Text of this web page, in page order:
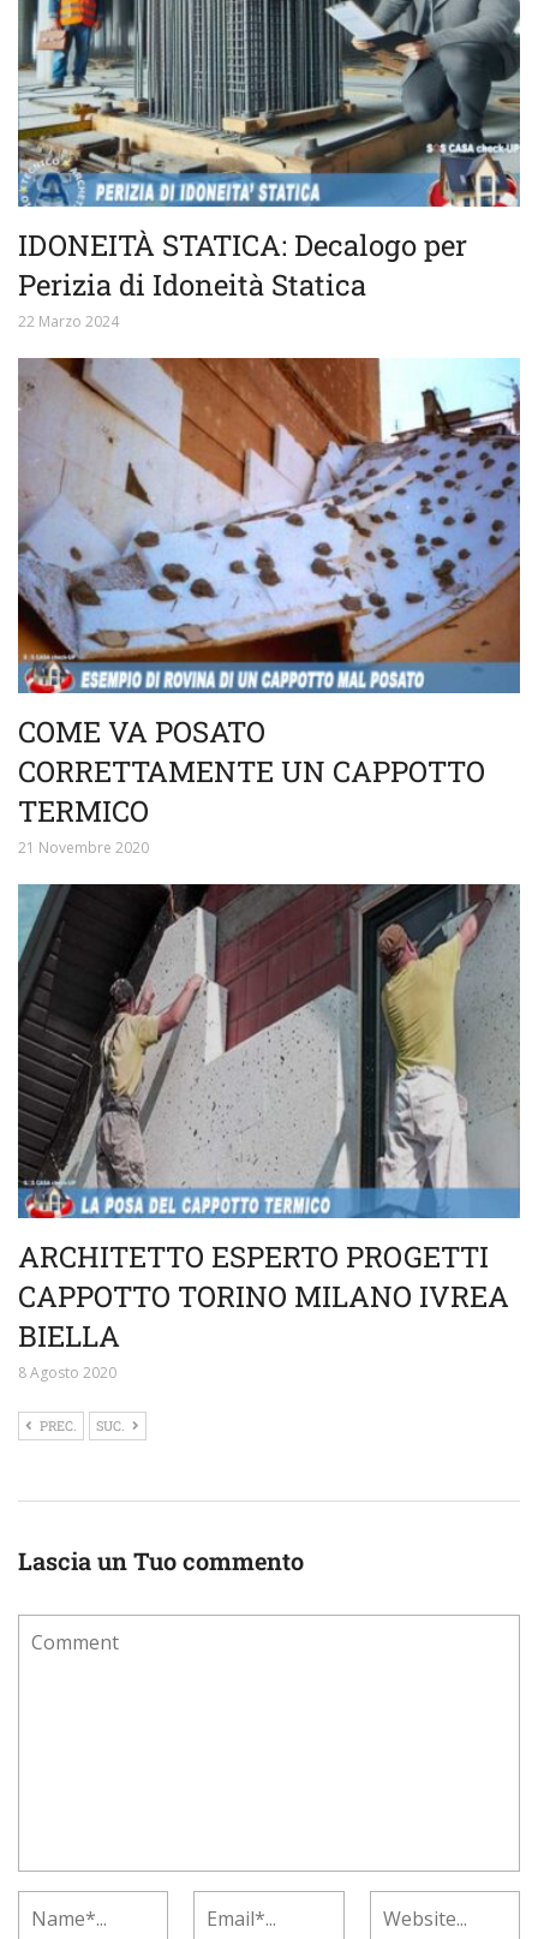
IDONEITÀ STATICA: Decalogo per
Perizia di Idoneità Statica
22 Marzo 2024
COME VA POSATO
CORRETTAMENTE UN CAPPOTTO
TERMICO
21 Novembre 2020
ARCHITETTO ESPERTO PROGETTI
CAPPOTTO TORINO MILANO IVREA
BIELLA
8 Agosto 2020
PREC. SUC.
Lascia un Tuo commento